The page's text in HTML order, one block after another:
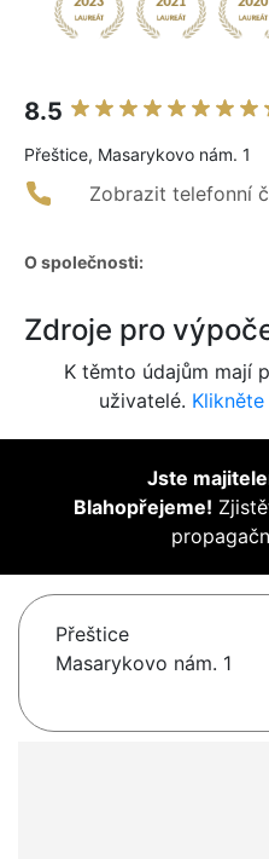
8.5
Přeštice, Masarykovo nám. 1
Zobrazit telefonní
O společnosti:
Zdroje pro
K těmto údajům mají
uživatelé.
Jste
Blahopřejeme!
Přeštice
Masarykovo nám. 1